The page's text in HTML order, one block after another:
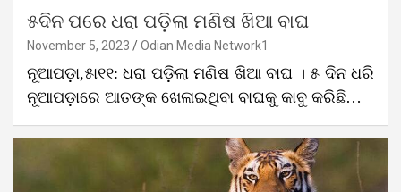
୫ଦିନ ପରେ ଧରା ପଡ଼ିଲା ମଣିଷ ଖିଆ ବାଘ
November 5, 2023 Odian Media Network1
ନୂଆପଡ଼ା,୫ା୧୧: ଧରା ପଡ଼ିଲା ମଣିଷ ଖିଆ ବାଘ । ୫ ଦିନ ଧରି
ନୂଆପଡ଼ାରେ ଆତଙ୍କ ଖେଳାଇଥିବା ବାଘକୁ କାବୁ କରିଛି…